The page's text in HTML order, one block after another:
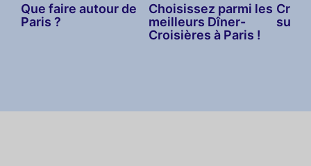
Que faire autour de
Paris ?
Choisissez parmi les
meilleurs Dîner-
Croisières à Paris !
sur